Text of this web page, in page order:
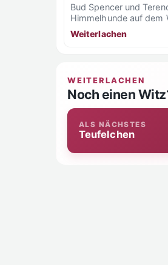
Bud Spencer und
Himmelhunde auf dem
Hölle: „Von meiner
können die...
Weiterlachen
WEITERLACHEN
Noch einen
ALS NÄCHSTES
Teufelchen